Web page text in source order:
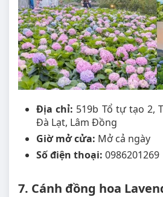
Địa chỉ: 519b Tổ tự tạo 2,
Đà Lạt, Lâm Đồng
Giờ mở cửa: Mở cả ngày
Số điện thoại: 0986201269
7. Cánh đồng hoa